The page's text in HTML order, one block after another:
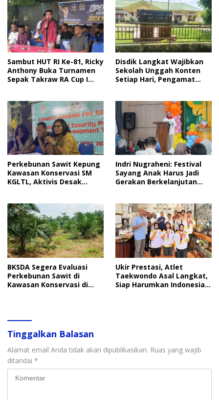
Sambut HUT RI Ke-81, Ricky
Anthony Buka Turnamen
Sepak Takraw RA Cup I
Disdik Langkat Wajibkan
Sekolah Unggah Konten
Setiap Hari, Pengamat
Perkebunan Sawit Kepung
Kawasan Konservasi SM
KGLTL, Aktivis Desak
Indri Nugraheni: Festival
Sayang Anak Harus Jadi
Gerakan Berkelanjutan
BKSDA Segera Evaluasi
Perkebunan Sawit di
Kawasan Konservasi di
Ukir Prestasi, Atlet
Taekwondo Asal Langkat,
Siap Harumkan Indonesia
Tinggalkan Balasan
Alamat email Anda tidak akan dipublikasikan. Ruas yang wajib
ditandai *